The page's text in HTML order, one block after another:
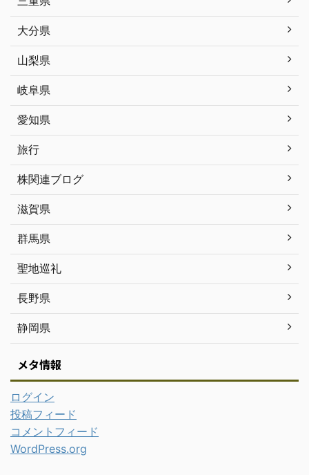
大分県
山梨県
岐阜県
愛知県
旅行
株関連ブログ
滋賀県
群馬県
聖地巡礼
長野県
静岡県
メタ情報
ログイン
投稿フィード
コメントフィード
WordPress.org